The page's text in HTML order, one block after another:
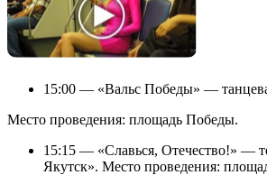
15:00 — «Вальс Победы» —
Место проведения: площадь Победы.
15:15 — «Славься, Отечество!» —
Якутск». Место проведения: